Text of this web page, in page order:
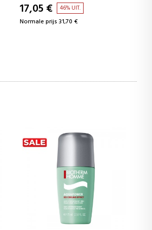
17,65 €
Normale prijs 31,70 €